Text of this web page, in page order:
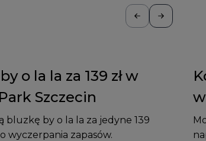
o la la za 139 zł w
Szczecin
bluzkę by o la la za jedyne 139
wyczerpania zapasów.